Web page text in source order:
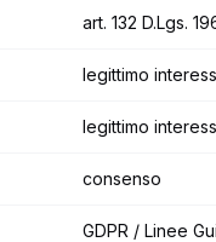
art. 132 D.Lgs.
legittimo
legittimo
consenso
GDPR / Linee